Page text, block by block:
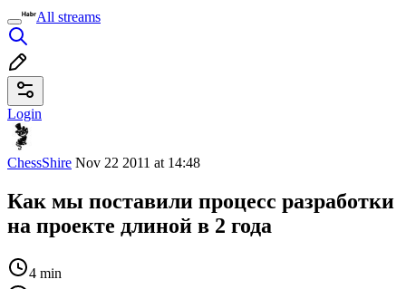
All streams
Login
ChessShire Nov 22 2011 at 14:48
Как мы поставили процесс разработки
на проекте длиной в 2 года
4 min